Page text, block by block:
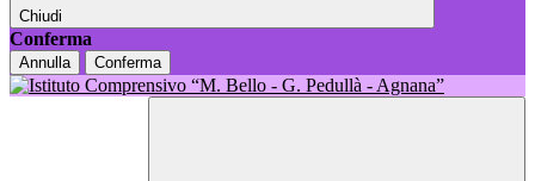
Chiudi
Conferma
Annulla Conferma